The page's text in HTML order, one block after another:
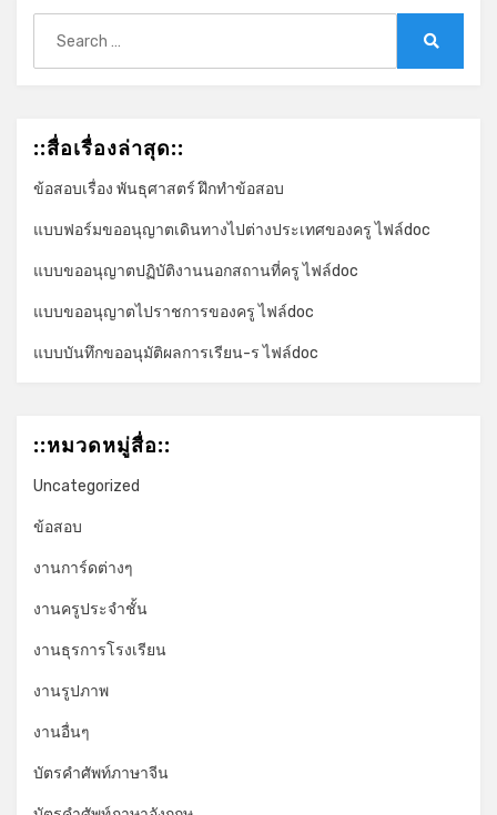
for:
::สื่อเรื่องล่าสุด::
ข้อสอบเรื่อง พันธุศาสตร์ ฝึกทำข้อสอบ
แบบฟอร์มขออนุญาตเดินทางไปต่างประเทศของครู ไฟล์doc
แบบขออนุญาตปฏิบัติงานนอกสถานที่ครู ไฟล์doc
แบบขออนุญาตไปราชการของครู ไฟล์doc
แบบบันทึกขออนุมัติผลการเรียน-ร ไฟล์doc
::หมวดหมู่สื่อ::
Uncategorized
ข้อสอบ
งานการ์ดต่างๆ
งานครูประจำชั้น
งานธุรการโรงเรียน
งานรูปภาพ
งานอื่นๆ
บัตรคำศัพท์ภาษาจีน